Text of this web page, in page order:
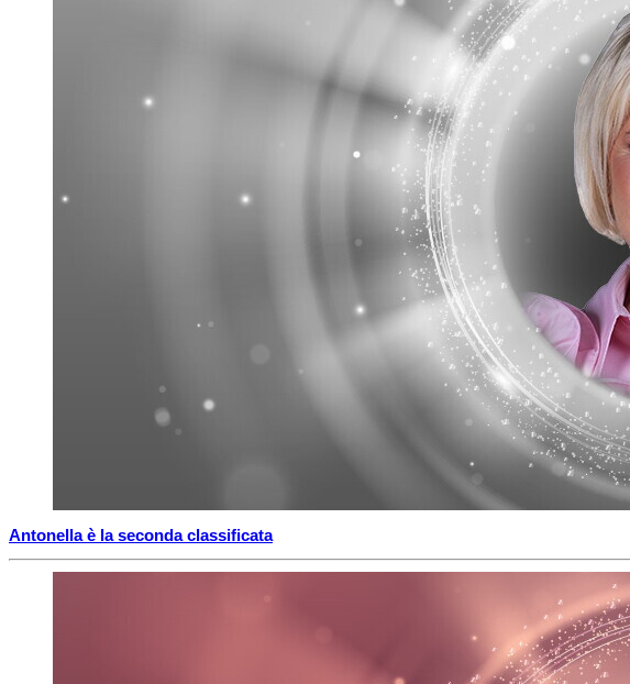
Antonella è la seconda classificata